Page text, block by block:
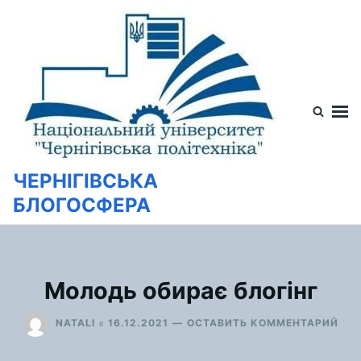
содержимому
ЧЕРНІГІВСЬКА
БЛОГОСФЕРА
Молодь обирає блогінг
NATALI в 16.12.2021 ОСТАВИТЬ КОММЕНТАРИЙ